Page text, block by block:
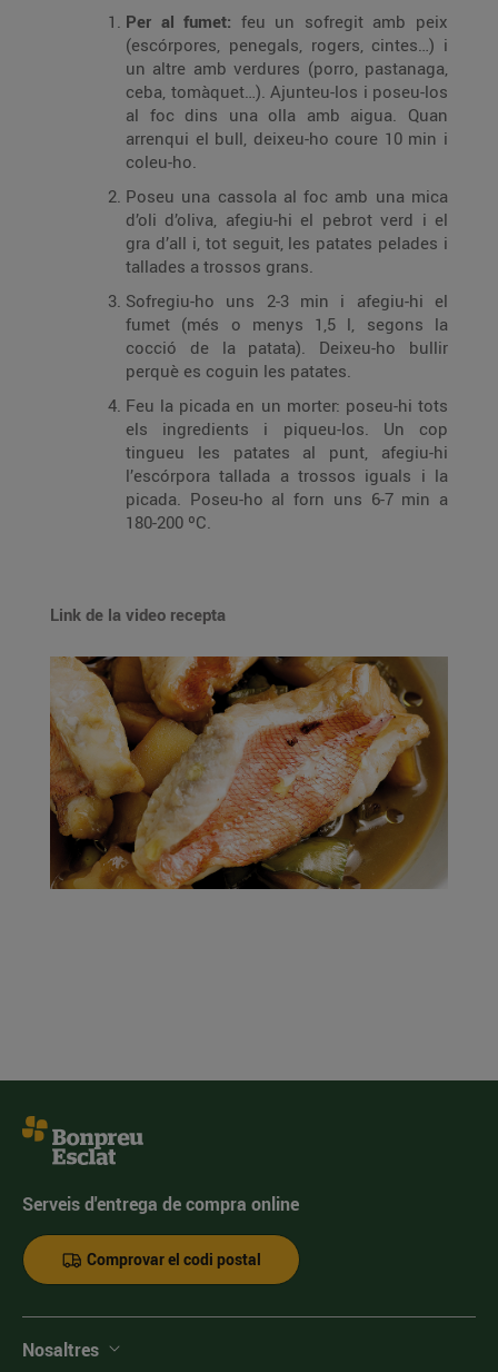
Per al fumet: feu un sofregit amb peix
(escórpores, penegals, rogers, cintes…) i
un altre amb verdures (porro, pastanaga,
ceba, tomàquet…). Ajunteu-los i poseu-los
al foc dins una olla amb aigua. Quan
arrenqui el bull, deixeu-ho coure 10 min i
coleu-ho.
Poseu una cassola al foc amb una mica
d’oli d’oliva, afegiu-hi el pebrot verd i el
gra d’all i, tot seguit, les patates pelades i
tallades a trossos grans.
Sofregiu-ho uns 2-3 min i afegiu-hi el
fumet (més o menys 1,5 l, segons la
cocció de la patata). Deixeu-ho bullir
perquè es coguin les patates.
Feu la picada en un morter: poseu-hi tots
els ingredients i piqueu-los. Un cop
tingueu les patates al punt, afegiu-hi
l’escórpora tallada a trossos iguals i la
picada. Poseu-ho al forn uns 6-7 min a
180-200 ºC.
Link de la video recepta
Serveis d'entrega de compra online
Comprovar el codi postal
Nosaltres